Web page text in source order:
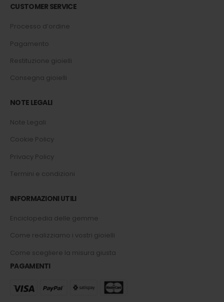
CUSTOMER SERVICE
Processo d’ordine
Pagamento
Restituzione gioielli
Consegna gioielli
NOTE LEGALI
Note Legali
Cookie Policy
Privacy Policy
Termini e condizioni
INFORMAZIONI UTILI
Enciclopedia delle gemme
Come realizziamo i vostri gioielli
Come scegliere la misura giusta
PAGAMENTI